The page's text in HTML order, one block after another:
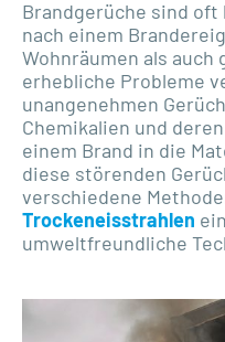
Brandgerüche sind
nach einem
Wohnräumen als auch
erhebliche Probleme
unangenehmen
Chemikalien und
einem Brand in die
diese störenden
verschiedene
Trockeneisstrahlen
umweltfreundliche